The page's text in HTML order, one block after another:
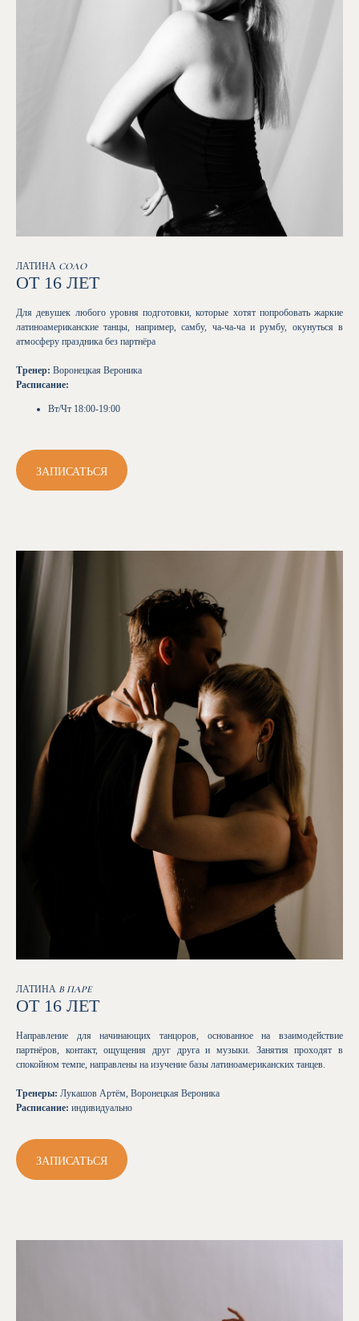
ЛАТИНА СОЛО
ОТ 16 ЛЕТ
Для девушек любого уровня подготовки, которые хотят попробовать жаркие
латиноамериканские танцы, например, самбу, ча-ча-ча и румбу, окунуться в
атмосферу праздника без партнёра
Тренер: Воронецкая Вероника
Расписание:
Вт/Чт 18:00-19:00
ЗАПИСАТЬСЯ
ЛАТИНА В ПАРЕ
ОТ 16 ЛЕТ
Направление для начинающих танцоров, основанное на взаимодействие
партнёров, контакт, ощущения друг друга и музыки. Занятия проходят в
спокойном темпе, направлены на изучение базы латиноамериканских танцев.
Тренеры: Лукашов Артём, Воронецкая Вероника
Расписание: индивидуально
ЗАПИСАТЬСЯ